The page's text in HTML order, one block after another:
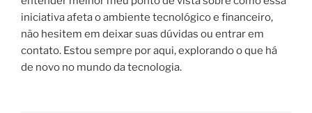
iniciativa afeta o ambiente tecnológico e financeiro,
não hesitem em deixar suas dúvidas ou entrar em
contato. Estou sempre por aqui, explorando o que há
de novo no mundo da tecnologia.